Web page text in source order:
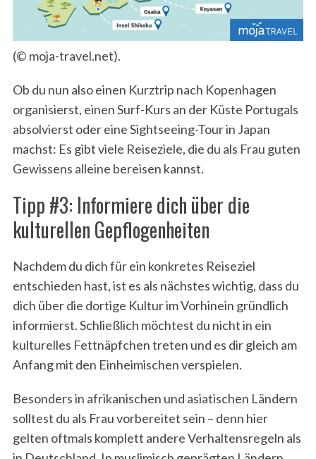
(© moja-travel.net).
Ob du nun also einen Kurztrip nach Kopenhagen
organisierst, einen Surf-Kurs an der Küste Portugals
absolvierst oder eine Sightseeing-Tour in Japan
machst: Es gibt viele Reiseziele, die du als Frau guten
Gewissens alleine bereisen kannst.
Tipp #3: Informiere dich über die
kulturellen Gepflogenheiten
Nachdem du dich für ein konkretes Reiseziel
entschieden hast, ist es als nächstes wichtig, dass du
dich über die dortige Kultur im Vorhinein gründlich
informierst. Schließlich möchtest du nicht in ein
kulturelles Fettnäpfchen treten und es dir gleich am
Anfang mit den Einheimischen verspielen.
Besonders in afrikanischen und asiatischen Ländern
solltest du als Frau vorbereitet sein – denn hier
gelten oftmals komplett andere Verhaltensregeln als